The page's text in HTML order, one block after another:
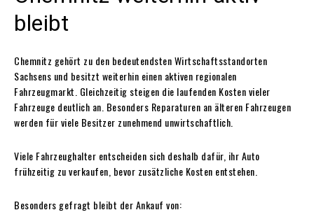
bleibt
Chemnitz gehört zu den bedeutendsten Wirtschaftsstandorten
Sachsens und besitzt weiterhin einen aktiven regionalen
Fahrzeugmarkt. Gleichzeitig steigen die laufenden Kosten vieler
Fahrzeuge deutlich an. Besonders Reparaturen an älteren Fahrzeugen
werden für viele Besitzer zunehmend unwirtschaftlich.
Viele Fahrzeughalter entscheiden sich deshalb dafür, ihr Auto
frühzeitig zu verkaufen, bevor zusätzliche Kosten entstehen.
Besonders gefragt bleibt der Ankauf von: